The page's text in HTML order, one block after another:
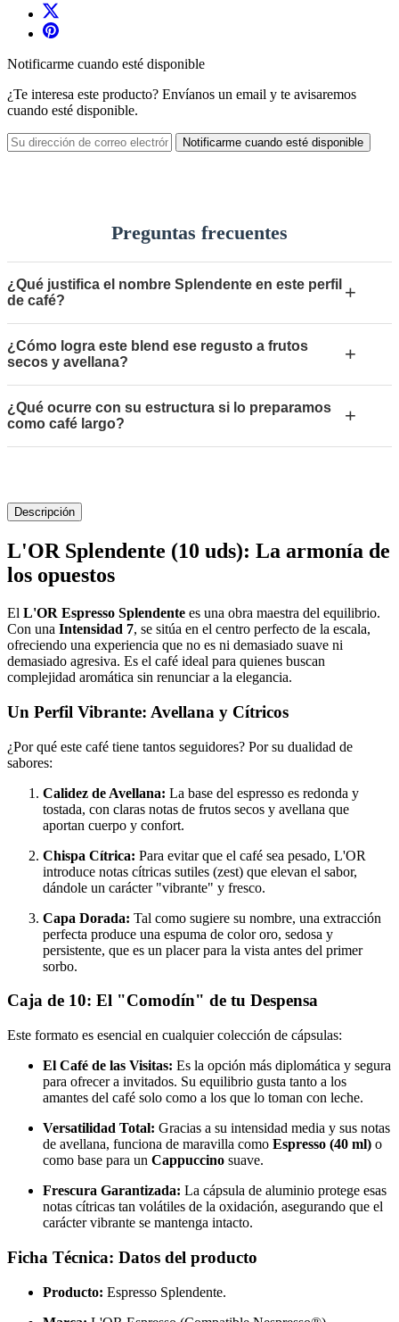
Notificarme cuando esté disponible
¿Te interesa este producto? Envíanos un email y te avisaremos
cuando esté disponible.
Notificarme cuando esté disponible
Preguntas frecuentes
¿Qué justifica el nombre Splendente en este perfil
de café?
+
¿Cómo logra este blend ese regusto a frutos
secos y avellana?
+
¿Qué ocurre con su estructura si lo preparamos
como café largo?
+
Descripción
L'OR Splendente (10 uds): La armonía de
los opuestos
El L'OR Espresso Splendente es una obra maestra del equilibrio.
Con una Intensidad 7, se sitúa en el centro perfecto de la escala,
ofreciendo una experiencia que no es ni demasiado suave ni
demasiado agresiva. Es el café ideal para quienes buscan
complejidad aromática sin renunciar a la elegancia.
Un Perfil Vibrante: Avellana y Cítricos
¿Por qué este café tiene tantos seguidores? Por su dualidad de
sabores:
Calidez de Avellana: La base del espresso es redonda y
tostada, con claras notas de frutos secos y avellana que
aportan cuerpo y confort.
Chispa Cítrica: Para evitar que el café sea pesado, L'OR
introduce notas cítricas sutiles (zest) que elevan el sabor,
dándole un carácter "vibrante" y fresco.
Capa Dorada: Tal como sugiere su nombre, una extracción
perfecta produce una espuma de color oro, sedosa y
persistente, que es un placer para la vista antes del primer
sorbo.
Caja de 10: El "Comodín" de tu Despensa
Este formato es esencial en cualquier colección de cápsulas:
El Café de las Visitas: Es la opción más diplomática y segura
para ofrecer a invitados. Su equilibrio gusta tanto a los
amantes del café solo como a los que lo toman con leche.
Versatilidad Total: Gracias a su intensidad media y sus notas
de avellana, funciona de maravilla como Espresso (40 ml) o
como base para un Cappuccino suave.
Frescura Garantizada: La cápsula de aluminio protege esas
notas cítricas tan volátiles de la oxidación, asegurando que el
carácter vibrante se mantenga intacto.
Ficha Técnica: Datos del producto
Producto: Espresso Splendente.